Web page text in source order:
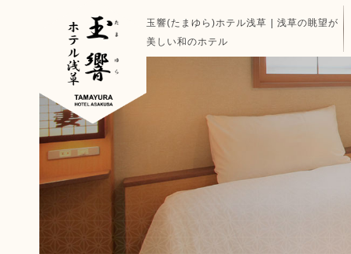
玉響(たまゆら)ホテル浅草 | 浅草の眺望が
美しい和のホテル